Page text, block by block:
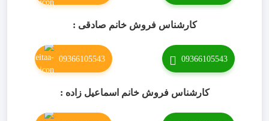
کارشناس فروش خانم صادقی :
09366105543
09366105543
کارشناس فروش خانم اسماعیل زاده :